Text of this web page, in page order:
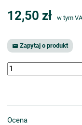
12,50 zł w tym
 Zapytaj o produkt
Ocena